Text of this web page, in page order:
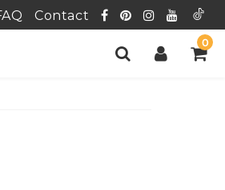
Contact
0